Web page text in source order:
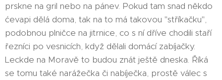
prskne na gril nebo na pánev. Pokud tam snad někdo
ćevapi dělá doma, tak na to má takovou "stříkačku",
podobnou plničce na jitrnice, co s ní dříve chodili staří
řezníci po vesnicích, když dělali domácí zabíjačky.
Leckde na Moravě to budou znát ještě dneska. Říká
se tomu také narážečka či nabíječka, prostě válec s